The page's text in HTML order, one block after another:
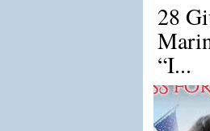
28
“I...